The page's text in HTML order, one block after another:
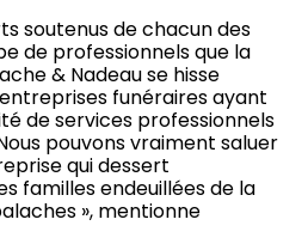
soutenus de chacun des
de professionnels que la
& Nadeau se hisse
funéraires ayant
de services professionnels
pouvons vraiment saluer
qui dessert
familles endeuillées de la
», mentionne